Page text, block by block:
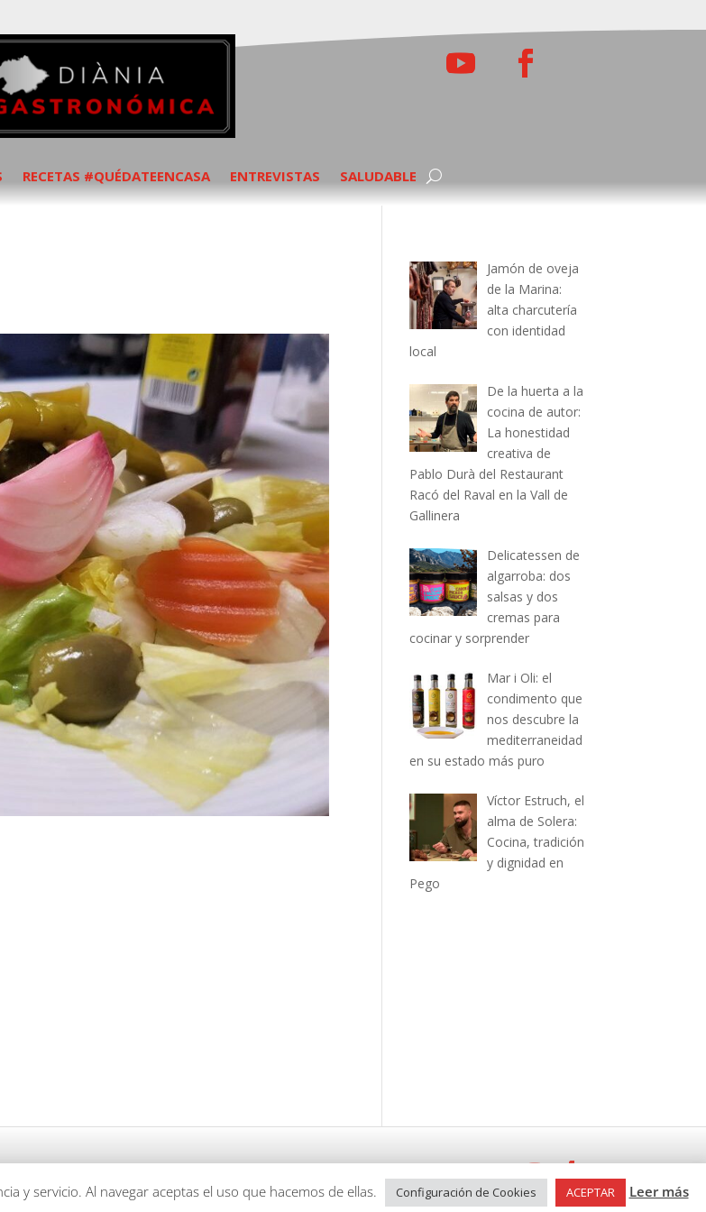
RECETAS #QUÉDATEENCASA ENTREVISTAS SALUDABLE
Jamón de oveja
de la Marina:
alta charcutería
con identidad
local
De la huerta a la
cocina de autor:
La honestidad
creativa de
Pablo Durà del Restaurant
Racó del Raval en la Vall de
Gallinera
Delicatessen de
algarroba: dos
salsas y dos
cremas para
cocinar y sorprender
Mar i Oli: el
condimento que
nos descubre la
mediterraneidad
en su estado más puro
Víctor Estruch, el
alma de Solera:
Cocina, tradición
y dignidad en
Pego
y servicio. Al navegar aceptas el uso que hacemos de ellas. Configuración de Cookies ACEPTAR Leer más